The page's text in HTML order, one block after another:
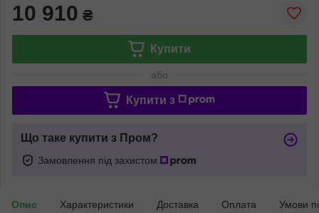
10 910 ₴
Купити
або
Купити з
Що таке купити з Пром?
Замовлення під захистом
Опис Характеристики Доставка Оплата Умови